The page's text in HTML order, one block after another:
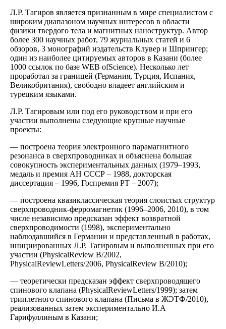
Л.Р. Тагиров является признанным в мире специалистом с
широким диапазоном научных интересов в области
физики твердого тела и магнитных наноструктур. Автор
более 300 научных работ, 79 журнальных статей и 6
обзоров, 3 монографий издательств Клувер и Шпрингер;
один из наиболее цитируемых авторов в Казани (более
1000 ссылок по базе WEB ofScience). Несколько лет
проработал за границей (Германия, Турция, Испания,
Великобритания), свободно владеет английским и
турецким языками.
Л.Р. Тагировым или под его руководством и при его
участии выполнены следующие крупные научные
проекты:
— построена теория электронного парамагнитного
резонанса в сверхпроводниках и объяснена большая
совокупность экспериментальных данных (1979–1993,
медаль и премия АН СССР – 1988, докторская
диссертация – 1996, Госпремия РТ – 2007);
— построена квазиклассическая теория слоистых структур
сверхпроводник-ферромагнетик (1996–2006, 2010), в том
числе независимо предсказан эффект возвратной
сверхпроводимости (1998), экспериментально
наблюдавшийся в Германии и представленный в работах,
инициированных Л.Р. Тагировым и выполненных при его
участии (PhysicalReview B/2002,
PhysicalReviewLetters/2006, PhysicalReview B/2010);
— теоретически предсказан эффект сверхпроводящего
спи­нового клапана (PhysicalReviewLetters/1999); затем
триплетного спинового клапана (Письма в ЖЭТФ/2010),
реализованных затем экспериментально И.А
Гарифуллиным в Казани;